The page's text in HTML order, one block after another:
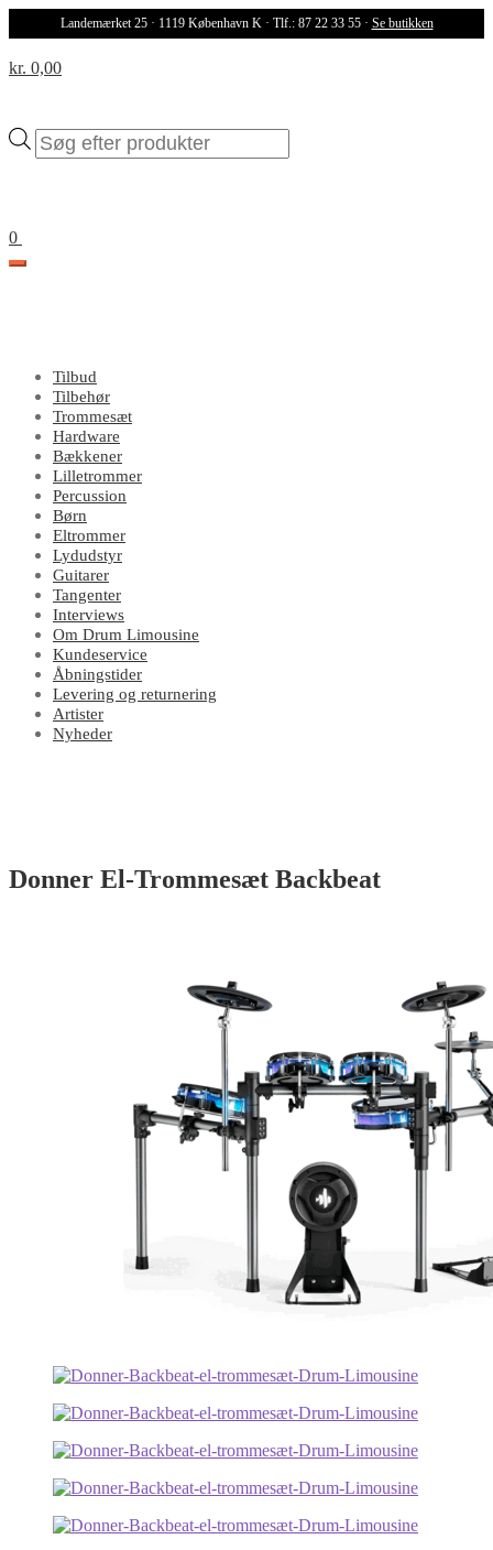
Landemærket 25 · 1119 København K · Tlf.: 87 22 33 55 · Se butikken
Products
search
kr. 0,00
0
Tilbud
Tilbehør
Trommesæt
Hardware
Bækkener
Lilletrommer
Percussion
Børn
Eltrommer
Lydudstyr
Guitarer
Tangenter
Interviews
Om Drum Limousine
Kundeservice
Åbningstider
Levering og returnering
Artister
Nyheder
Donner El-Trommesæt Backbeat